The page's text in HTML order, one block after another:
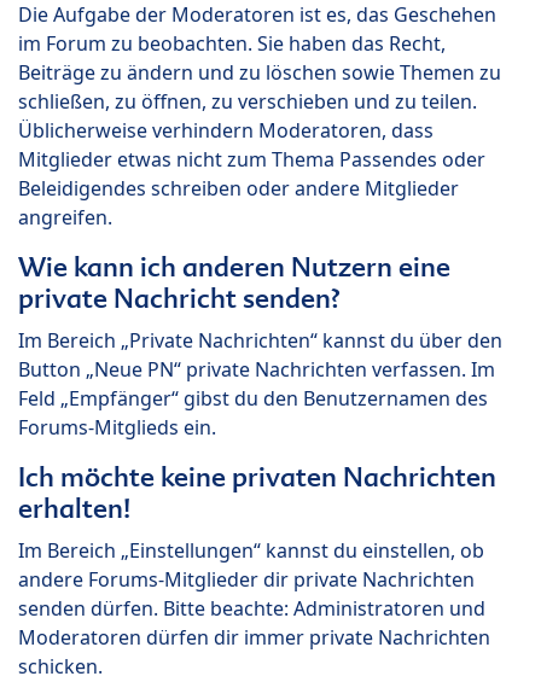
Die Aufgabe der Moderatoren ist es, das Geschehen
im Forum zu beobachten. Sie haben das Recht,
Beiträge zu ändern und zu löschen sowie Themen zu
schließen, zu öffnen, zu verschieben und zu teilen.
Üblicherweise verhindern Moderatoren, dass
Mitglieder etwas nicht zum Thema Passendes oder
Beleidigendes schreiben oder andere Mitglieder
angreifen.
Wie kann ich anderen Nutzern eine
private Nachricht senden?
Im Bereich „Private Nachrichten“ kannst du über den
Button „Neue PN“ private Nachrichten verfassen. Im
Feld „Empfänger“ gibst du den Benutzernamen des
Forums-Mitglieds ein.
Ich möchte keine privaten Nachrichten
erhalten!
Im Bereich „Einstellungen“ kannst du einstellen, ob
andere Forums-Mitglieder dir private Nachrichten
senden dürfen. Bitte beachte: Administratoren und
Moderatoren dürfen dir immer private Nachrichten
schicken.